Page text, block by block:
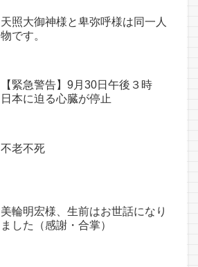
天照大御神様と卑弥呼様は同一人
物です。
【緊急警告】9月30日午後３時
日本に迫る心臓が停止
不老不死
美輪明宏様、生前はお世話になり
ました（感謝・合掌）